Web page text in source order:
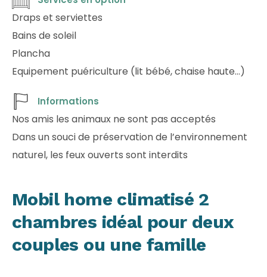
Draps et serviettes
Bains de soleil
Plancha
Equipement puériculture (lit bébé, chaise haute…)
Informations
Nos amis les animaux ne sont pas acceptés
Dans un souci de préservation de l’environnement
naturel, les feux ouverts sont interdits
Mobil home climatisé 2
chambres idéal pour deux
couples ou une famille